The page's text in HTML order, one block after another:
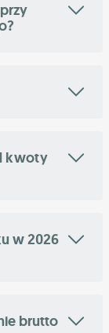
kwoty
w 2026
brutto